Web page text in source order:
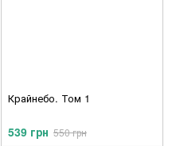
Крайнебо. Том 1
539 грн 550 грн